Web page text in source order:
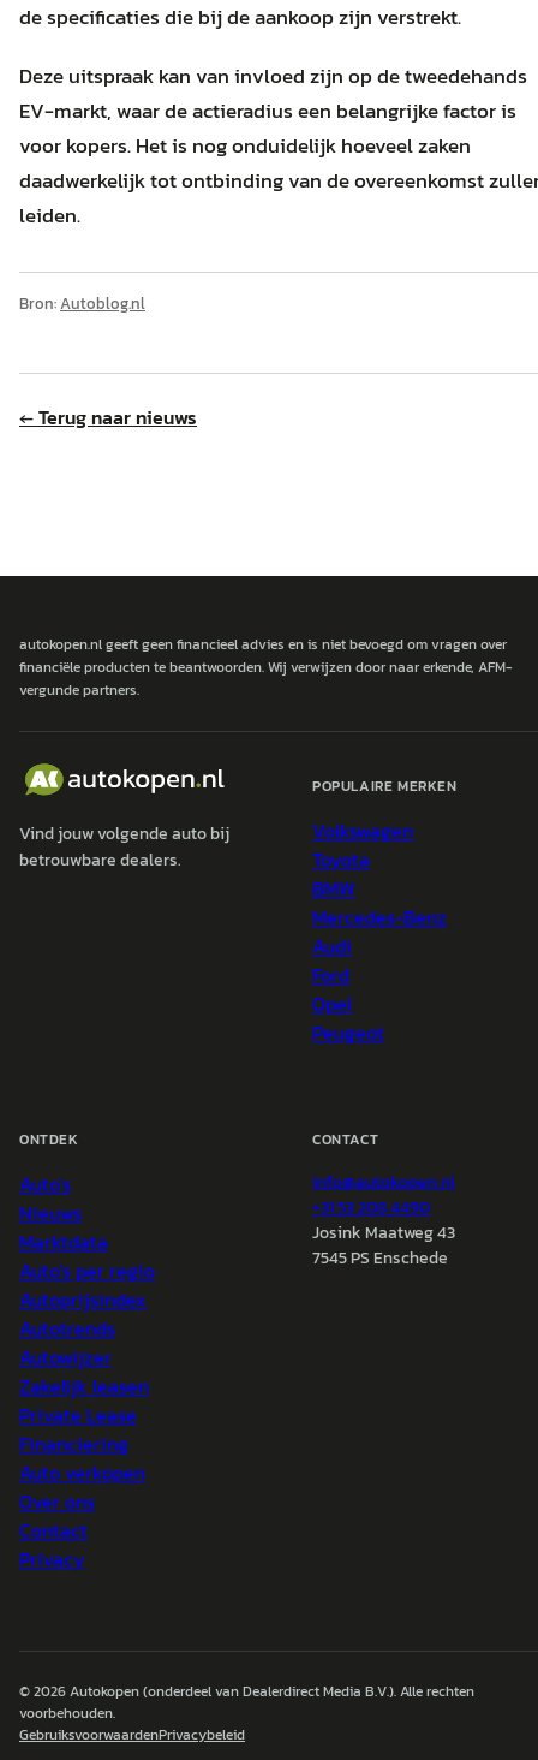
de specificaties die bij de aankoop zijn verstrekt.
Deze uitspraak kan van invloed zijn op de tweedehands
EV-markt, waar de actieradius een belangrijke factor is
voor kopers. Het is nog onduidelijk hoeveel zaken
daadwerkelijk tot ontbinding van de overeenkomst
leiden.
Bron:Autoblog.nl
← Terug naar nieuws
autokopen.nl geeft geen financieel advies en is niet bevoegd om vragen over
financiële producten te beantwoorden. Wij verwijzen door naar erkende, AFM-
vergunde partners.
Vind jouw volgende auto bij
betrouwbare dealers.
POPULAIRE MERKEN
Volkswagen
Toyota
BMW
Mercedes-Benz
Audi
Ford
Opel
Peugeot
ONTDEK
Auto's
Nieuws
Marktdata
Auto's per regio
Autoprijsindex
Autotrends
Autowijzer
Zakelijk leasen
Private Lease
Financiering
Auto verkopen
Over ons
Contact
Privacy
CONTACT
info@autokopen.nl
+31 53 208 4490
Josink Maatweg 43
7545 PS Enschede
© 2026Autokopen(onderdeel van Dealerdirect Media B.V.). Alle rechten
voorbehouden.
GebruiksvoorwaardenPrivacybeleid